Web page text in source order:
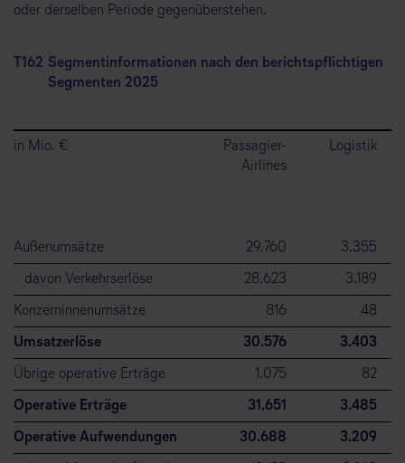
oder derselben Periode gegenüberstehen.
T162 Segmentinformationen nach den berichtspflichtigen
Segmenten 2025
in Mio. €
Passagier-
Airlines
Logistik
Außenumsätze 29.760 3.355
davon Verkehrserlöse 28.623 3.189
Konzerninnenumsätze 816 48
Umsatzerlöse 30.576 3.403
Übrige operative Erträge 1.075 82
Operative Erträge 31.651 3.485
Operative Aufwendungen 30.688 3.209